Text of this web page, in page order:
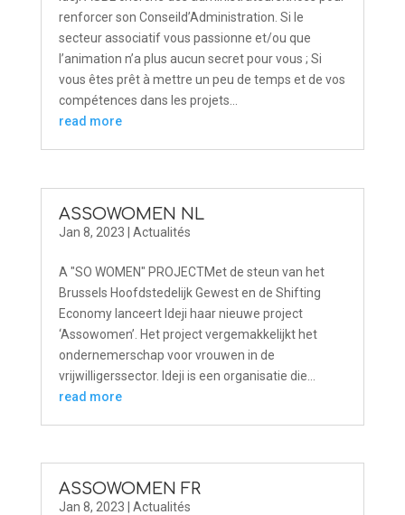
renforcer son Conseild’Administration. Si le
secteur associatif vous passionne et/ou que
l’animation n’a plus aucun secret pour vous ; Si
vous êtes prêt à mettre un peu de temps et de vos
compétences dans les projets...
read more
ASSOWOMEN NL
Jan 8, 2023 Actualités
A "SO WOMEN" PROJECTMet de steun van het
Brussels Hoofdstedelijk Gewest en de Shifting
Economy lanceert Ideji haar nieuwe project
‘Assowomen’. Het project vergemakkelijkt het
ondernemerschap voor vrouwen in de
vrijwilligerssector. Ideji is een organisatie die...
read more
ASSOWOMEN FR
Jan 8, 2023 Actualités